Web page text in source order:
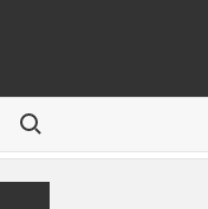
Search for: